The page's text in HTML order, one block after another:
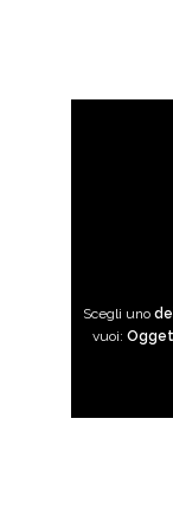
Scegli uno
vuoi: